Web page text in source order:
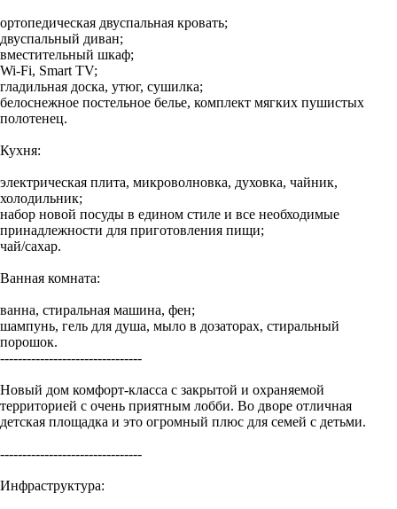
ортопедическая двуспальная кровать;
двуспальный диван;
вместительный шкаф;
Wi-Fi, Smаrt ТV;
гладильная доска, утюг, сушилка;
белоснежное постельное белье, комплект мягких пушистых
полотенец.
Кухня:
электрическая плита, микроволновка, духовка, чайник,
холодильник;
набор новой посуды в едином стиле и все необходимые
принадлежности для приготовления пищи;
чай/сахар.
Ванная комната:
ванна, стиральная машина, фен;
шампунь, гель для душа, мыло в дозаторах, стиральный
порошок.
--------------------------------
Новый дом комфорт-класса с закрытой и охраняемой
территорией с очень приятным лобби. Во дворе отличная
детская площадка и это огромный плюс для семей с детьми.
--------------------------------
Инфраструктура: